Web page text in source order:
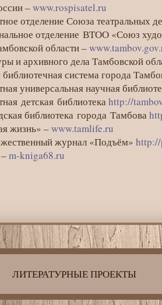
–www.rospisatel.ru
отделение Союза театральных
отделение ВТОО «Союз
области –
и архивного дела Тамбовской
система города
универсальная научная
детская библиотека http://
библиотека города Тамбова
жизнь» –www.tamlife.ru
журнал «Подъём»
m-kniga68.ru
ЛИТЕРАТУРНЫЕ ПРОЕКТЫ